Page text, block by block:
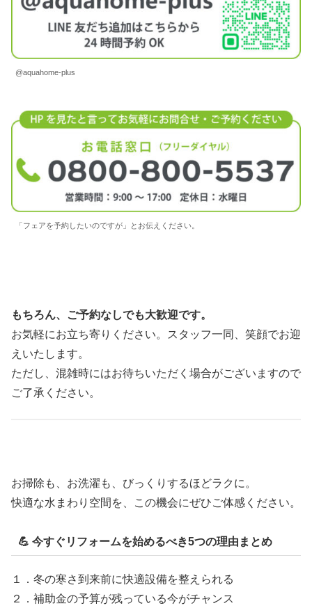
@aquahome-plus
「フェアを予約したいのですが」とお伝えください。
もちろん、ご予約なしでも大歓迎です。
お気軽にお立ち寄りください。スタッフ一同、笑顔でお迎
えいたします。
ただし、混雑時にはお待ちいただく場合がございますので
ご了承ください。
お掃除も、お洗濯も、びっくりするほどラクに。
快適な水まわり空間を、この機会にぜひご体感ください。
💪 今すぐリフォームを始めるべき5つの理由まとめ
１．冬の寒さ到来前に快適設備を整えられる
２．補助金の予算が残っている今がチャンス